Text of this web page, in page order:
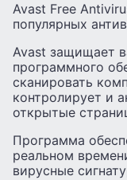
Avast Free
популярных
Avast защищает
программного
сканировать
контролирует и
открытые
Программа
реальном
вирусные